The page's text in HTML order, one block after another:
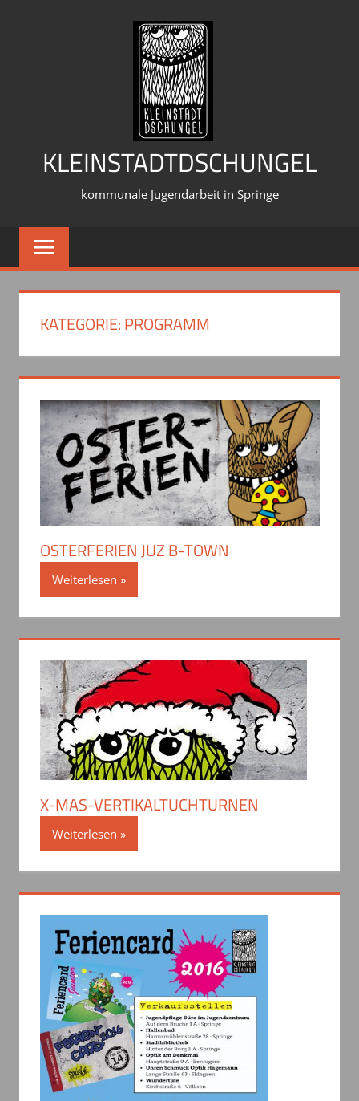
KLEINSTADTDSCHUNGEL
kommunale Jugendarbeit in Springe
KATEGORIE:PROGRAMM
OSTERFERIEN JUZ B-TOWN
Weiterlesen
X-MAS-VERTIKALTUCHTURNEN
Weiterlesen